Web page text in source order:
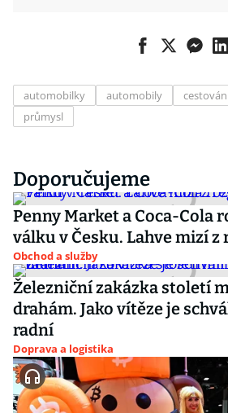
automobilky automobily
průmysl
Doporučujeme
Penny Market a Coca-Cola
válku v Česku. Lahve mizí z
Obchod a služby
Železniční zakázka století
drahám. Jako vítěze je
radní
Doprava a logistika